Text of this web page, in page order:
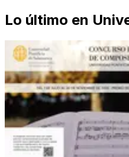
Lo último en